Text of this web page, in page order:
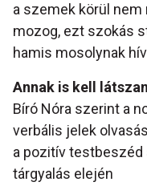
a szemek körül nem
mozog, ezt szokás
hamis mosolynak
Annak is kell
Bíró Nóra szerint a
verbális jelek
a pozitív testbeszéd
tárgyalás elején